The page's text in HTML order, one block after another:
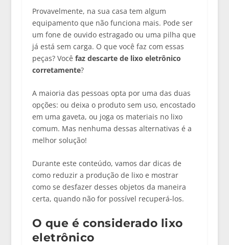
Provavelmente, na sua casa tem algum
equipamento que não funciona mais. Pode ser
um fone de ouvido estragado ou uma pilha que
já está sem carga. O que você faz com essas
peças? Você faz descarte de lixo eletrônico
corretamente?
A maioria das pessoas opta por uma das duas
opções: ou deixa o produto sem uso, encostado
em uma gaveta, ou joga os materiais no lixo
comum. Mas nenhuma dessas alternativas é a
melhor solução!
Durante este conteúdo, vamos dar dicas de
como reduzir a produção de lixo e mostrar
como se desfazer desses objetos da maneira
certa, quando não for possível recuperá-los.
O que é considerado lixo
eletrônico